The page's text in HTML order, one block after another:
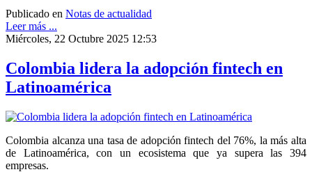
Publicado en Notas de actualidad
Leer más ...
Miércoles, 22 Octubre 2025 12:53
Colombia lidera la adopción fintech en
Latinoamérica
Colombia alcanza una tasa de adopción fintech del 76%, la más alta
de Latinoamérica, con un ecosistema que ya supera las 394
empresas.